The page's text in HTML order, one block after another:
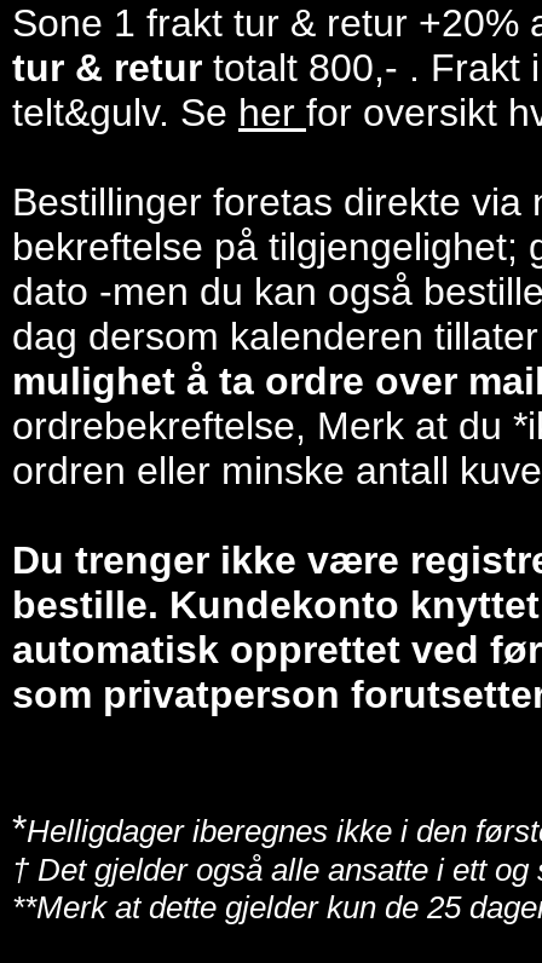
Sone 1 frakt tur & retur +20%
tur & retur totalt 800,- . Frakt
telt&gulv. Se her for oversikt
Bestillinger foretas direkte
bekreftelse på tilgjengelighet;
dato -men du kan også
dag dersom kalenderen
mulighet å ta ordre over
ordrebekreftelse, Merk at du
ordren eller minske antall
Du trenger ikke være
bestille. Kundekonto
automatisk opprettet ved
som privatperson
*Helligdager iberegnes ikke i den
† Det gjelder også alle ansatte i ett
**Merk at dette gjelder kun de 25